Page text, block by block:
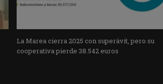
La Marea cierra 2025 con superávit, pero su
cooperativa pierde 38.542 euros